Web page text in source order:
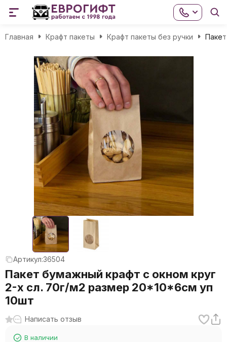
Главная Крафт пакеты Крафт пакеты без ручки
Артикул:36504
Пакет бумажный крафт с окном круг
2-х сл. 70г/м2 размер 20*10*6см уп
10шт
Написать отзыв
В наличии